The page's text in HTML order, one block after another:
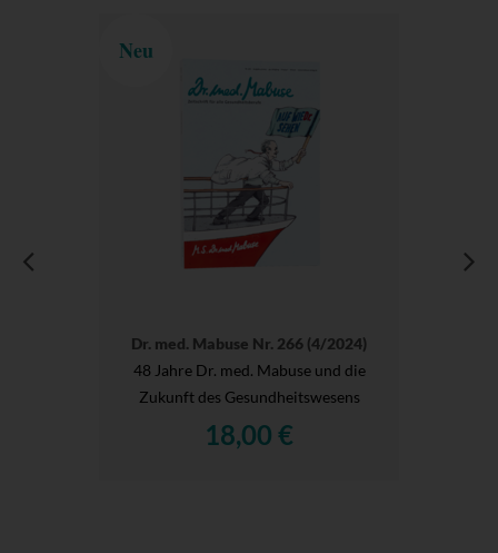
Neu
Dr. med. Mabuse Nr. 266 (4/2024)
48 Jahre Dr. med. Mabuse und die
Zukunft des Gesundheitswesens
18,00 €